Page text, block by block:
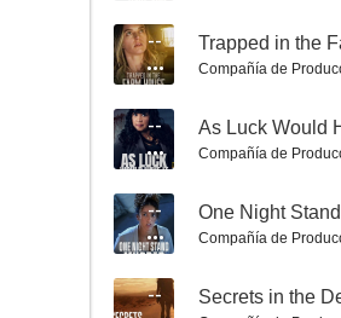
Small Town Prince
-- Trapped in the
Compañía de
-- As Luck Would
Compañía de
-- One Night
Compañía de
-- Secrets in the